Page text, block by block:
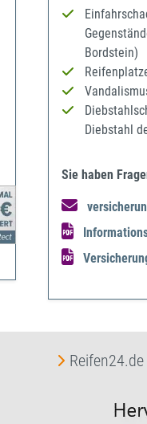
Bordstein)
Diebstahl
Sie haben